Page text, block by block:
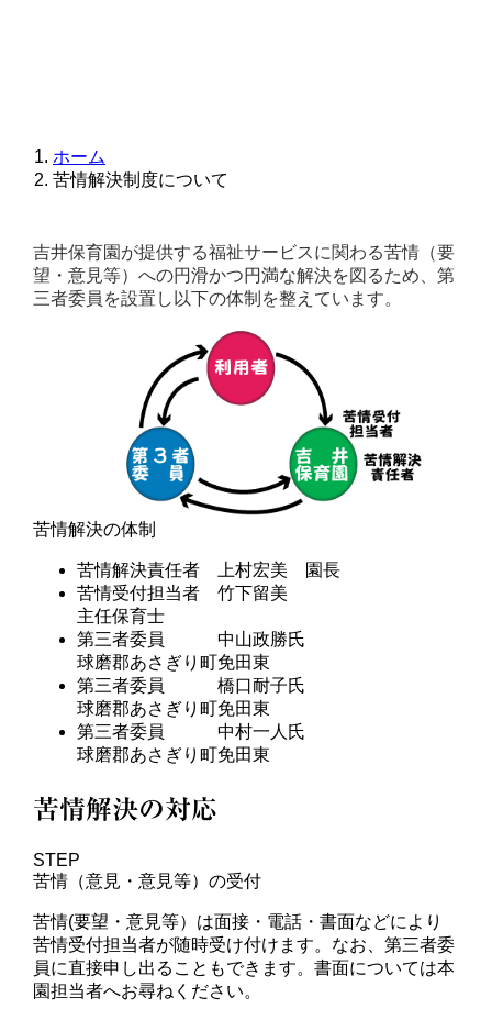
ホーム
苦情解決制度について
吉井保育園が提供する福祉サービスに関わる苦情（要
望・意見等）への円滑かつ円満な解決を図るため、第
三者委員を設置し以下の体制を整えています。
苦情解決の体制
苦情解決責任者 上村宏美 園長
苦情受付担当者 竹下留美
主任保育士
第三者委員 中山政勝氏
球磨郡あさぎり町免田東
第三者委員 橋口耐子氏
球磨郡あさぎり町免田東
第三者委員 中村一人氏
球磨郡あさぎり町免田東
苦情解決の対応
STEP
苦情（意見・意見等）の受付
苦情(要望・意見等）は面接・電話・書面などにより
苦情受付担当者が随時受け付けます。なお、第三者委
員に直接申し出ることもできます。書面については本
園担当者へお尋ねください。